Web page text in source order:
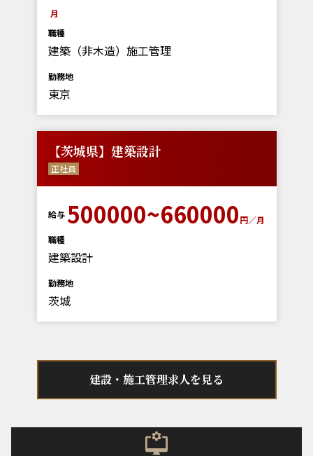
月
職種
建築（非木造）施工管理
勤務地
東京
【茨城県】建築設計
正社員
給与 500000~660000円／月
職種
建築設計
勤務地
茨城
建設・施工管理求人を見る